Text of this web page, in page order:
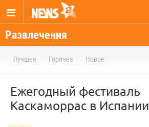
Развлечения
Лучшее Горячее Новое
Ежегодный фестиваль
Каскаморрас в Испании